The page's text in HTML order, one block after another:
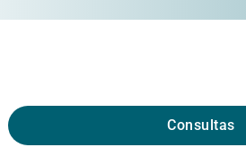
Consultas